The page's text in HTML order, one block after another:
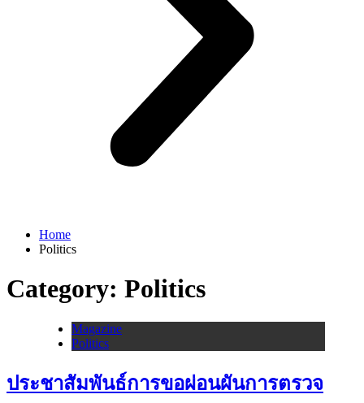
Home
Politics
Category: Politics
Magazine
Politics
ประชาสัมพันธ์การขอผ่อนผันการตรวจ